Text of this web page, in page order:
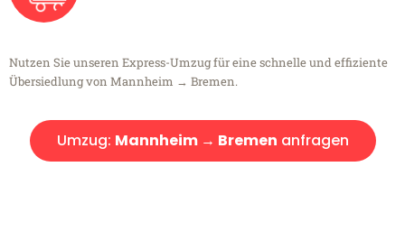
Nutzen Sie unseren Express-Umzug für eine schnelle und effiziente
Übersiedlung von Mannheim → Bremen.
Umzug: Mannheim → Bremen anfragen